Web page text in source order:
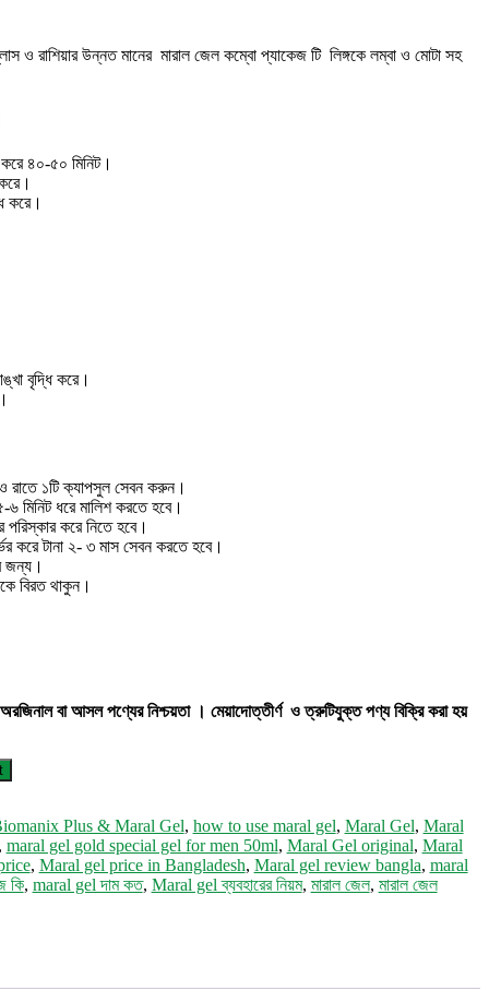
ও রাশিয়ার উন্নত মানের মারাল জেল কম্বো প্যাকেজ টি লিঙ্গকে লম্বা ও মোটা সহ
করে ৪০-৫০ মিনিট।
করে।
বৃদ্ধি করে।
রাতে ১টি ক্যাপসুল সেবন করুন।
মিনিট ধরে মালিশ করতে হবে।
পরিস্কার করে নিতে হবে।
করে টানা ২- ৩ মাস সেবন করতে হবে।
জন্য।
বিরত থাকুন।
বা আসল পণ্যের নিশ্চয়তা । মেয়াদোত্তীর্ণ ও ত্রুটিযুক্ত পণ্য বিক্রি করা হয়
Plus & Maral Gel, how to use maral gel, Maral Gel, Maral
, maral gel gold special gel for men 50ml, Maral Gel original, Maral
, Maral gel price in Bangladesh, Maral gel review bangla, maral
কি, maral gel দাম কত, Maral gel ব্যবহারের নিয়ম, মারাল জেল, মারাল জেল